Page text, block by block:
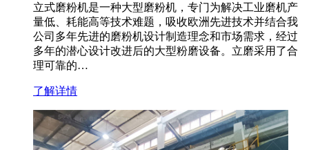
立式磨粉机是一种大型磨粉机，专门为解决工业磨机产
量低、耗能高等技术难题，吸收欧洲先进技术并结合我
公司多年先进的磨粉机设计制造理念和市场需求，经过
多年的潜心设计改进后的大型粉磨设备。立磨采用了合
理可靠的…
了解详情